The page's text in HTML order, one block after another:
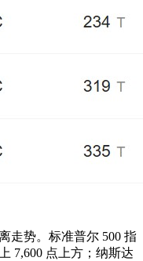
走势。标准普尔 500 指
7,600 点上方；纳斯达